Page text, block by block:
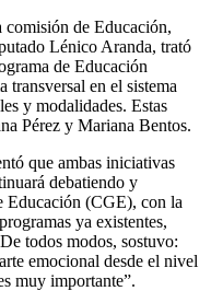
comisión de Educación,
Lénico Aranda, trató
de Educación
transversal en el sistema
y modalidades. Estas
Pérez y Mariana Bentos.
que ambas iniciativas
debatiendo y
Educación (CGE), con la
ya existentes,
todos modos, sostuvo:
emocional desde el nivel
muy importante”.